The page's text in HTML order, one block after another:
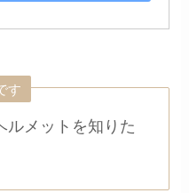
す
ルメットを知りた